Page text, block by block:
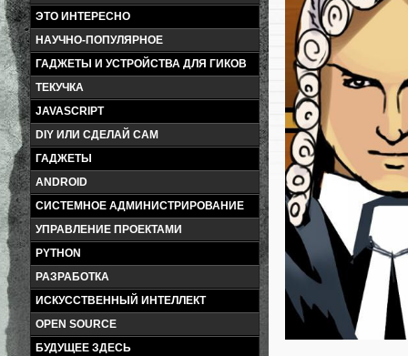
ЭТО ИНТЕРЕСНО
НАУЧНО-ПОПУЛЯРНОЕ
ГАДЖЕТЫ И УСТРОЙСТВА ДЛЯ ГИКОВ
ТЕКУЧКА
JAVASCRIPT
DIY ИЛИ СДЕЛАЙ САМ
ГАДЖЕТЫ
ANDROID
СИСТЕМНОЕ АДМИНИСТРИРОВАНИЕ
УПРАВЛЕНИЕ ПРОЕКТАМИ
PYTHON
РАЗРАБОТКА
ИСКУССТВЕННЫЙ ИНТЕЛЛЕКТ
OPEN SOURCE
БУДУЩЕЕ ЗДЕСЬ